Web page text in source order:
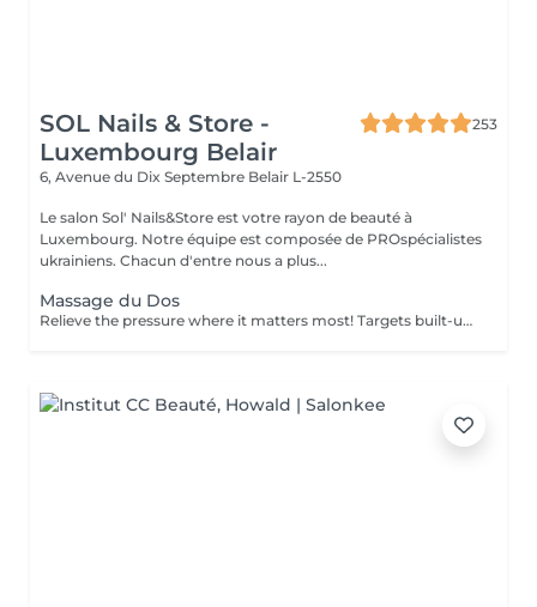
SOL Nails & Store -
Luxembourg Belair
253
6, Avenue du Dix Septembre Belair L-2550
Le salon Sol' Nails&Store est votre rayon de beauté à
Luxembourg. Notre équipe est composée de PROspécialistes
ukrainiens. Chacun d'entre nous a plus...
Massage du Dos
Relieve the pressure where it matters most! Targets built-up tension in the upper, mid, and lower back. Ideal for those with sedentary jobs, postural strain, or back pain. Deep and focused strokes relieve stiffness, improve mobility, and restore comfort.